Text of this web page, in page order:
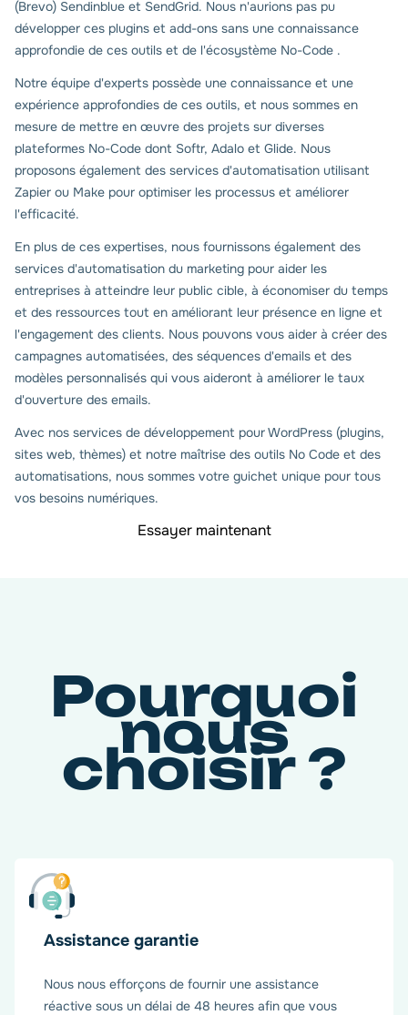
(Brevo) Sendinblue et SendGrid. Nous n'aurions pas pu
développer ces plugins et add-ons sans une connaissance
approfondie de ces outils et de l'écosystème No-Code .
Notre équipe d'experts possède une connaissance et une
expérience approfondies de ces outils, et nous sommes en
mesure de mettre en œuvre des projets sur diverses
plateformes No-Code dont Softr, Adalo et Glide. Nous
proposons également des services d'automatisation utilisant
Zapier ou Make pour optimiser les processus et améliorer
l'efficacité.
En plus de ces expertises, nous fournissons également des
services d'automatisation du marketing pour aider les
entreprises à atteindre leur public cible, à économiser du temps
et des ressources tout en améliorant leur présence en ligne et
l'engagement des clients. Nous pouvons vous aider à créer des
campagnes automatisées, des séquences d'emails et des
modèles personnalisés qui vous aideront à améliorer le taux
d'ouverture des emails.
Avec nos services de développement pour WordPress (plugins,
sites web, thèmes) et notre maîtrise des outils No Code et des
automatisations, nous sommes votre guichet unique pour tous
vos besoins numériques.
Essayer maintenant
Pourquoi
nous
choisir ?
Assistance garantie
Nous nous efforçons de fournir une assistance
réactive sous un délai de 48 heures afin que vous